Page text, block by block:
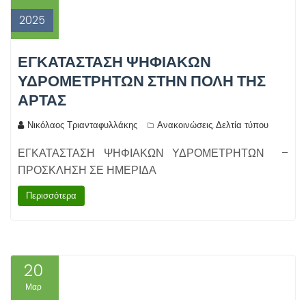
2025
ΕΓΚΑΤΑΣΤΑΣΗ ΨΗΦΙΑΚΩΝ
ΥΔΡΟΜΕΤΡΗΤΩΝ ΣΤΗΝ ΠΟΛΗ ΤΗΣ
ΑΡΤΑΣ
Νικόλαος Τριανταφυλλάκης Ανακοινώσεις, Δελτία τύπου
ΕΓΚΑΤΑΣΤΑΣΗ ΨΗΦΙΑΚΩΝ ΥΔΡΟΜΕΤΡΗΤΩΝ –
ΠΡΟΣΚΛΗΣΗ ΣΕ ΗΜΕΡΙΔΑ
Περισσότερα
20
Μαρ